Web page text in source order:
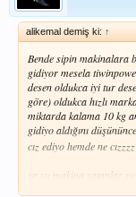
alikemal demiş ki: ↑
Bende sipin makinalara
gidiyor mesela
desen oldukca iyi tur
göre) oldukca hızlı
miktarda kalama 10 kg
gidiyo aldığını
cız ediyo hemde ne cızzzz
ya şu makina satanlar
ama para kazanmak